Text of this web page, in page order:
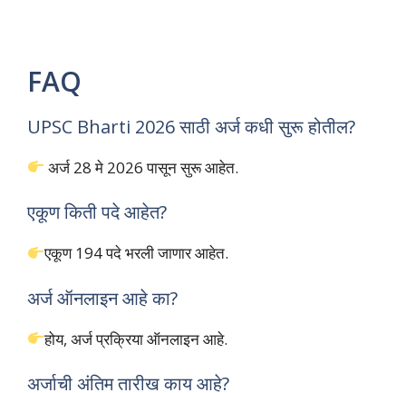
FAQ
UPSC Bharti 2026 साठी अर्ज कधी सुरू होतील?
अर्ज 28 मे 2026 पासून सुरू आहेत.
एकूण किती पदे आहेत?
एकूण 194 पदे भरली जाणार आहेत.
अर्ज ऑनलाइन आहे का?
होय, अर्ज प्रक्रिया ऑनलाइन आहे.
अर्जाची अंतिम तारीख काय आहे?